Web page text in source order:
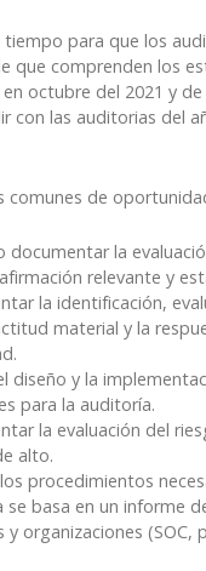
tiempo para que los
que comprenden los
octubre del 2021 y
con las auditorias del
comunes de
documentar la
relevante y
la identificación,
material y la
diseño y la
para la auditoría.
la evaluación del
alto.
procedimientos
se basa en un informe
y organizaciones (SOC,